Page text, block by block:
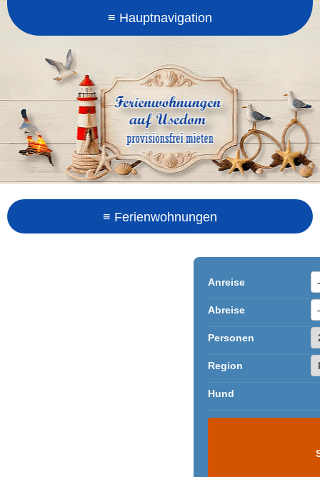
Anreise
Abreise
Personen
Region
Hund